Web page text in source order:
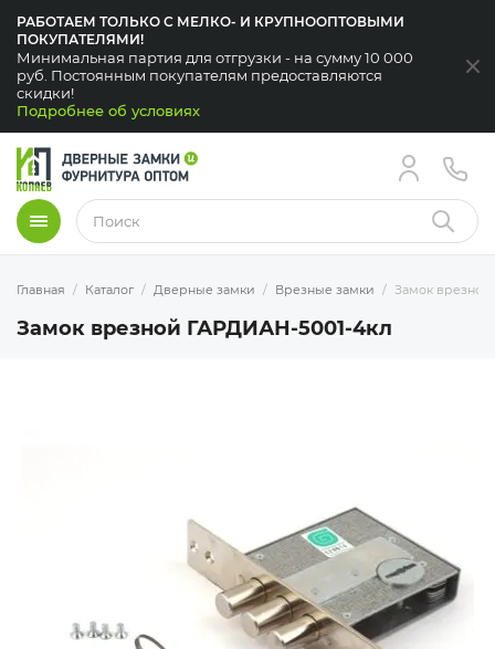
РАБОТАЕМ ТОЛЬКО С МЕЛКО- И КРУПНООПТОВЫМИ
ПОКУПАТЕЛЯМИ!
Минимальная партия для отгрузки - на сумму 10 000
руб. Постоянным покупателям предоставляются
скидки!
Подробнее об условиях
Меню Найти
Главная Каталог Дверные замки Врезные замки Замок
Замок врезной ГАРДИАН-5001-4кл